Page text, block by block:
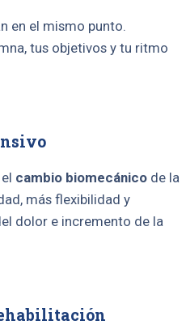
en el mismo punto.
tus objetivos y tu ritmo
cambio biomecánico de la
más flexibilidad y
dolor e incremento de la